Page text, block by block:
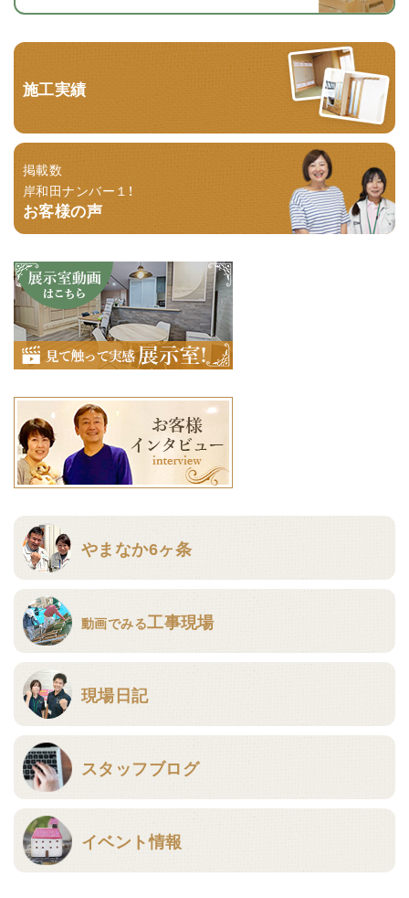
施工実績
掲載数
岸和田ナンバー１！
お客様の声
やまなか6ヶ条
動画でみる工事現場
現場日記
スタッフブログ
イベント情報